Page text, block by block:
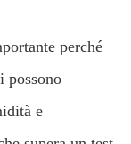
perché
possono
e